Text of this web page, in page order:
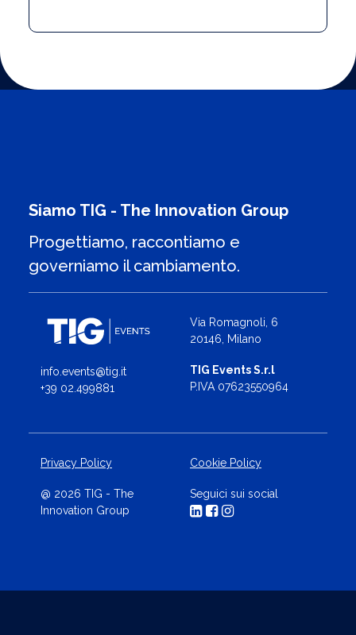
Siamo TIG - The Innovation Group
Progettiamo, raccontiamo e
governiamo il cambiamento.
info.events@tig.it
+39 02.499881
Via Romagnoli, 6
20146, Milano
TIG Events S.r.l
P.IVA 07623550964
Privacy Policy Cookie Policy
@ 2026 TIG - The
Innovation Group
Seguici sui social